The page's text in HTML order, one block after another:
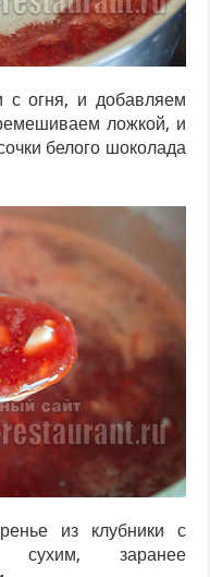
с огня, и добавляем
ложкой, и
белого шоколада
из клубники с
заранее